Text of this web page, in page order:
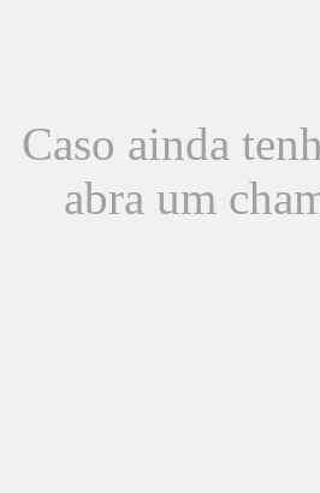
Caso ainda
abra um